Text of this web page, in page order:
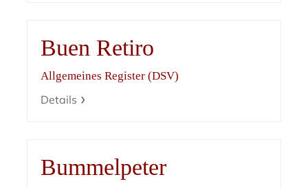
Buen Retiro
Allgemeines Register (DSV)
Details
Bummelpeter